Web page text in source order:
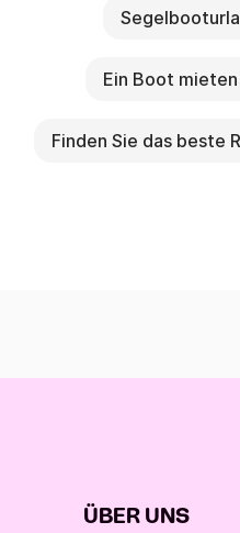
Ein Boot
Finden Sie das beste
ÜBER UNS